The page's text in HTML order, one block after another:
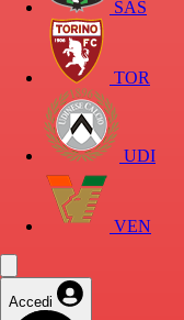
SAS
TOR
UDI
VEN
Accedi